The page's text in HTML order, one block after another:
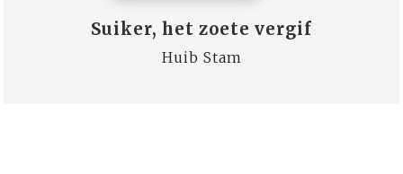
Suiker, het zoete vergif
Huib Stam